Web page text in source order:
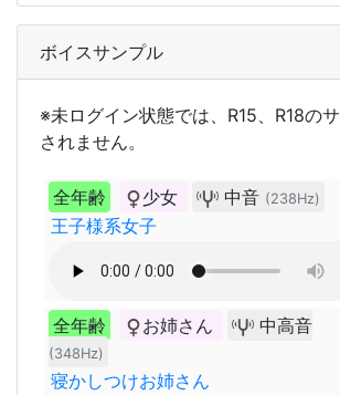
ボイスサンプル
※未ログイン状態では、R15、R18の
されません。
全年齢 少女 中音 (238Hz)
王子様系女子
全年齢 お姉さん 中高音
(348Hz)
寝かしつけお姉さん